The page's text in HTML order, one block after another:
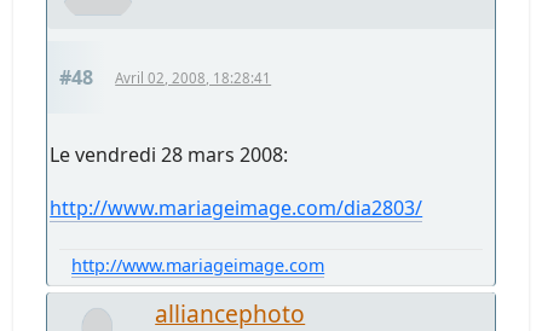
#48 Avril 02, 2008, 18:28:41
Le vendredi 28 mars 2008:
http://www.mariageimage.com/dia2803/
http://www.mariageimage.com
alliancephoto